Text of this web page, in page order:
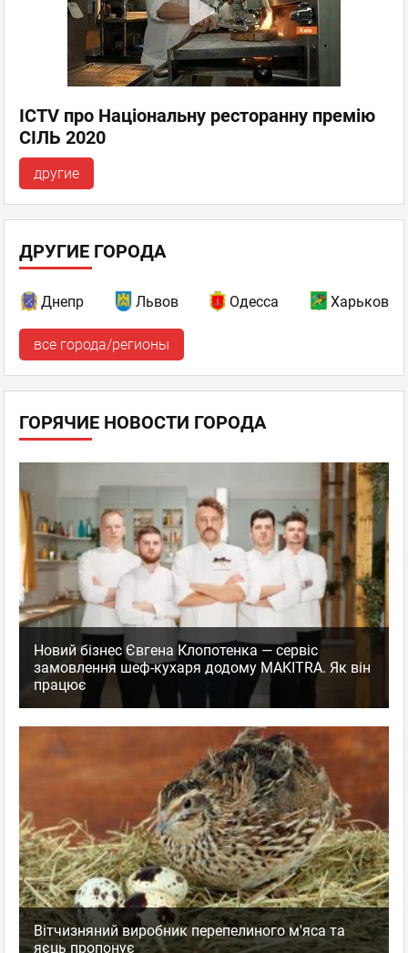
ICTV про Національну ресторанну премію
СІЛЬ 2020
другие
ДРУГИЕ ГОРОДА
Днепр Львов Одесса Харьков
все города/регионы
ГОРЯЧИЕ НОВОСТИ ГОРОДА
Новий бізнес Євгена Клопотенка — сервіс
замовлення шеф-кухаря додому MAKITRA. Як він
працює
Вітчизняний виробник перепелиного м'яса та
яєць пропонує